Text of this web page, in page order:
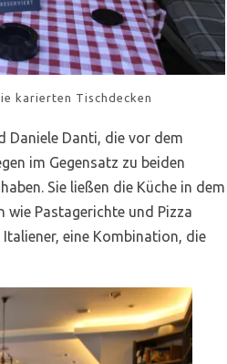
karierten Tischdecken
Daniele Danti, die vor dem
im Gegensatz zu beiden
Sie ließen die Küche in dem
wie Pastagerichte und Pizza
eine Kombination, die